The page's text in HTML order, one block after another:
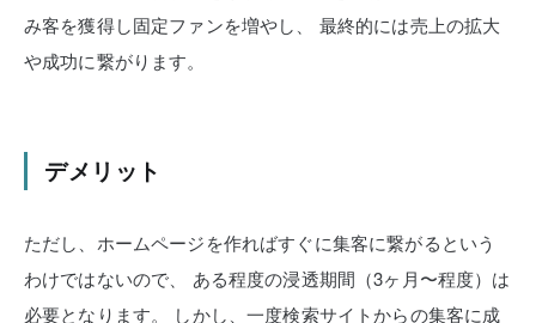
み客を獲得し固定ファンを増やし、
最終的には売上の拡大
や成功に繋がります。
デメリット
ただし、ホームページを作ればすぐに集客に繋がるという
わけではないので、
ある程度の浸透期間（3ヶ月〜程度）は
必要となります。
しかし、一度検索サイトからの集客に成